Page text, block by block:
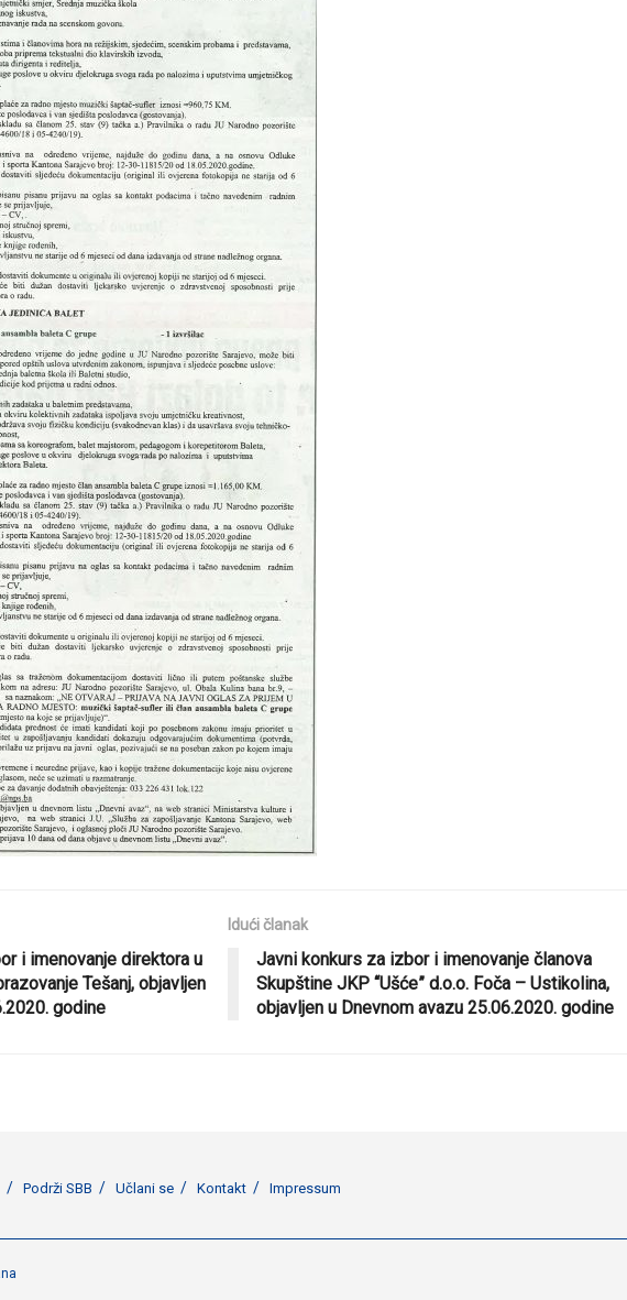
i imenovanje direktora u
Tešanj, objavljen
godine
Idući članak
Javni konkurs za izbor i imenovanje članova
Skupštine JKP “Ušće” d.o.o. Foča – Ustikolina,
objavljen u Dnevnom avazu 25.06.2020. godine
Podrži SBB Učlani se Kontakt Impressum